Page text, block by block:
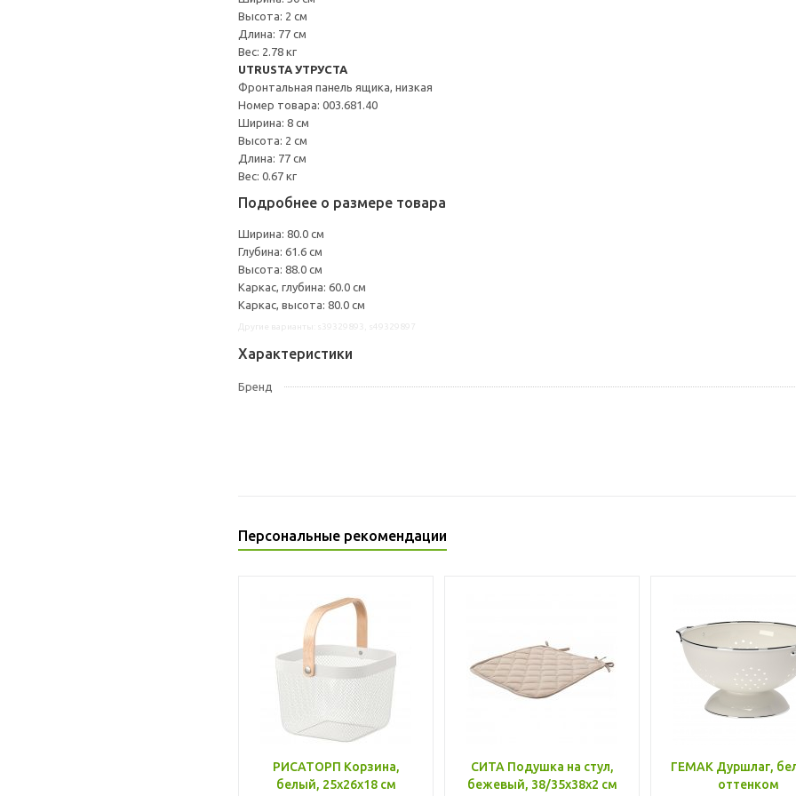
Высота: 2 см
Длина: 77 см
Вес: 2.78 кг
UTRUSTA УТРУСТА
Фронтальная панель ящика, низкая
Номер товара: 003.681.40
Ширина: 8 см
Высота: 2 см
Длина: 77 см
Вес: 0.67 кг
Подробнее о размере товара
Ширина: 80.0 см
Глубина: 61.6 см
Высота: 88.0 см
Каркас, глубина: 60.0 см
Каркас, высота: 80.0 см
Характеристики
Бренд
Персональные рекомендации
РИСАТОРП Корзина,
белый, 25x26x18 см
СИТА Подушка на стул,
бежевый, 38/35x38x2 см
ГЕМАК Дуршлаг,
оттенком